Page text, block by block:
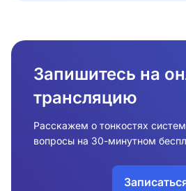
Запишитесь на
трансляцию
Расскажем о тонкостях
вопросы на 30-минутном